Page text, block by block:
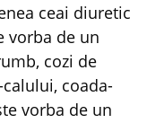
ceai diuretic
vorba de un
cozi de
coada-
vorba de un